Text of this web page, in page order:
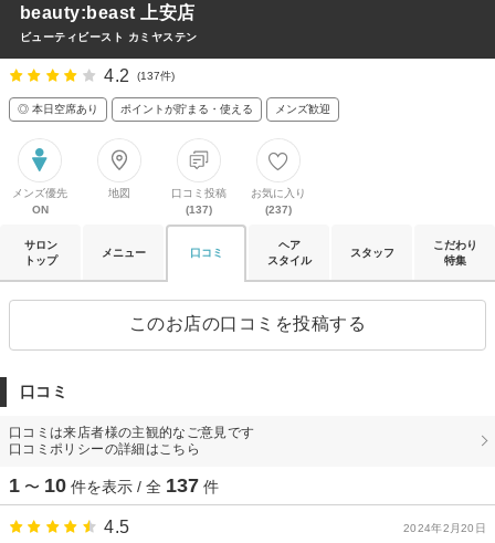
beauty:beast 上安店
ビューティビースト カミヤステン
4.2 (137件)
◎ 本日空席あり ポイントが貯まる・使える メンズ歓迎
メンズ優先
ON
地図
口コミ投稿
(137)
お気に入り
(237)
サロン
トップ
メニュー 口コミ
ヘア
スタイル
スタッフ
こだわり
特集
このお店の口コミを投稿する
口コミ
口コミは来店者様の主観的なご意見です
口コミポリシーの詳細はこちら
1 〜 10 件を表示 / 全 137 件
2024年2月20日
4.5